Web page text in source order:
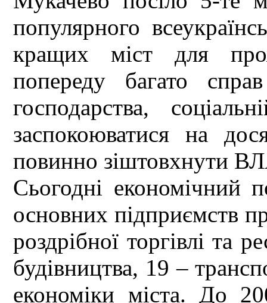
популярного
кращих міст для
попереду багато
господарства,
заспокоюватися на
повинно зіштовхнути
Сьогодні економічний
основних підприємств
роздрібної торгівлі та
будівництва, 19 –
економіки міста. До